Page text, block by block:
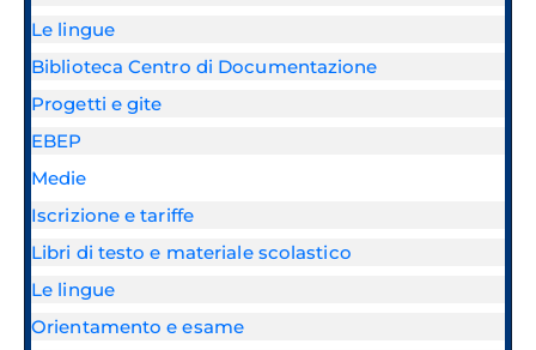
Le lingue
Biblioteca Centro di Documentazione
Progetti e gite
EBEP
Medie
Iscrizione e tariffe
Libri di testo e materiale scolastico
Le lingue
Orientamento e esame